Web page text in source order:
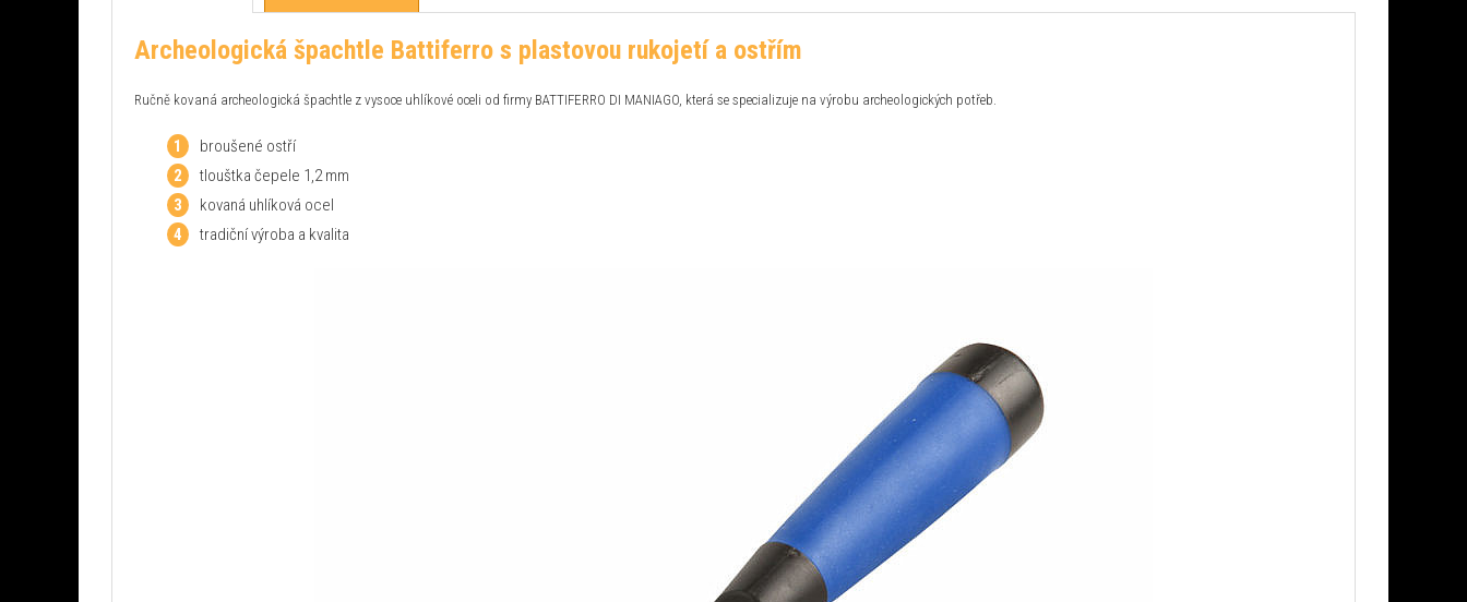
Archeologická špachtle Battiferro s plastovou rukojetí a ostřím
Ručně kovaná archeologická špachtle z vysoce uhlíkové oceli od firmy BATTIFERRO DI MANIAGO, která se specializuje na výrobu archeologických potřeb.
broušené ostří
tlouštka čepele 1,2 mm
kovaná uhlíková ocel
tradiční výroba a kvalita